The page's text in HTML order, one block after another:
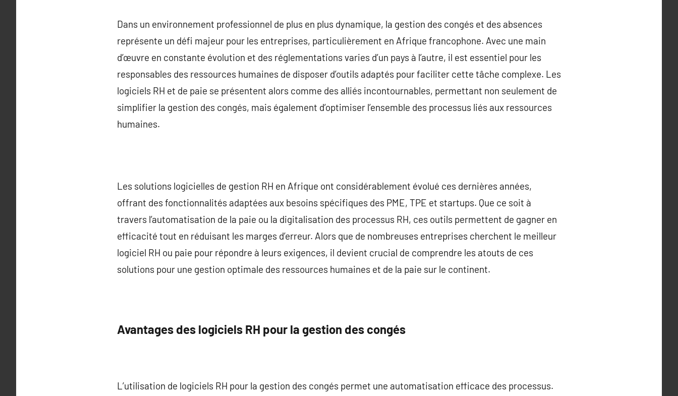
Dans un environnement professionnel de plus en plus dynamique, la gestion des congés et des absences
représente un défi majeur pour les entreprises, particulièrement en Afrique francophone. Avec une main
d’œuvre en constante évolution et des réglementations varies d’un pays à l’autre, il est essentiel pour les
responsables des ressources humaines de disposer d’outils adaptés pour faciliter cette tâche complexe. Les
logiciels RH et de paie se présentent alors comme des alliés incontournables, permettant non seulement de
simplifier la gestion des congés, mais également d’optimiser l’ensemble des processus liés aux ressources
humaines.
Les solutions logicielles de gestion RH en Afrique ont considérablement évolué ces dernières années,
offrant des fonctionnalités adaptées aux besoins spécifiques des PME, TPE et startups. Que ce soit à
travers l’automatisation de la paie ou la digitalisation des processus RH, ces outils permettent de gagner en
efficacité tout en réduisant les marges d’erreur. Alors que de nombreuses entreprises cherchent le meilleur
logiciel RH ou paie pour répondre à leurs exigences, il devient crucial de comprendre les atouts de ces
solutions pour une gestion optimale des ressources humaines et de la paie sur le continent.
Avantages des logiciels RH pour la gestion des congés
L’utilisation de logiciels RH pour la gestion des congés permet une automatisation efficace des processus.